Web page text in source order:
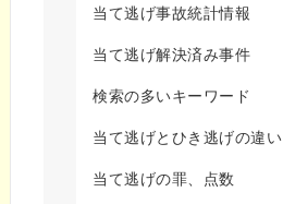
当て逃げ事故統計情報
当て逃げ解決済み事件
検索の多いキーワード
当て逃げとひき逃げの違い
当て逃げの罪、点数